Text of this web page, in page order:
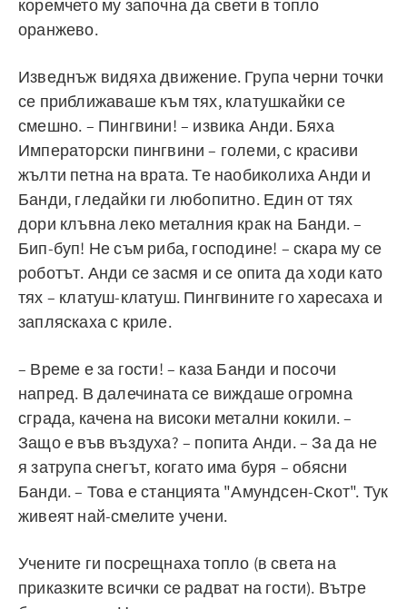
коремчето му започна да свети в топло
оранжево.
Изведнъж видяха движение. Група черни точки
се приближаваше към тях, клатушкайки се
смешно. – Пингвини! – извика Анди. Бяха
Императорски пингвини – големи, с красиви
жълти петна на врата. Те наобиколиха Анди и
Банди, гледайки ги любопитно. Един от тях
дори клъвна леко металния крак на Банди. –
Бип-буп! Не съм риба, господине! – скара му се
роботът. Анди се засмя и се опита да ходи като
тях – клатуш-клатуш. Пингвините го харесаха и
запляскаха с криле.
– Време е за гости! – каза Банди и посочи
напред. В далечината се виждаше огромна
сграда, качена на високи метални кокили. –
Защо е във въздуха? – попита Анди. – За да не
я затрупа снегът, когато има буря – обясни
Банди. – Това е станцията "Амундсен-Скот". Тук
живеят най-смелите учени.
Учените ги посрещнаха топло (в света на
приказките всички се радват на гости). Вътре